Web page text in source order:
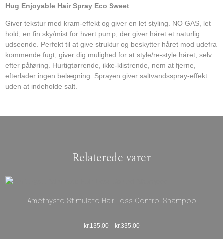
Hug Enjoyable Hair Spray Eco Sweet
Giver tekstur med kram-effekt og giver en let styling. NO GAS, let
hold, en fin sky/mist for hvert pump, der giver håret et naturlig
udseende. Perfekt til at give struktur og beskytter håret mod udefra
kommende fugt; giver dig mulighed for at style/re-style håret, selv
efter påføring. Hurtigtørrende, ikke-klistrende, nem at fjerne,
efterlader ingen belægning. Sprayen giver saltvandsspray-effekt
uden at indeholde salt.
Relaterede varer
Améthyste Stimulate Hair Loss Control Shampoo
kr. 135,00 – kr.335,00Prisinterval: kr.135,00 til